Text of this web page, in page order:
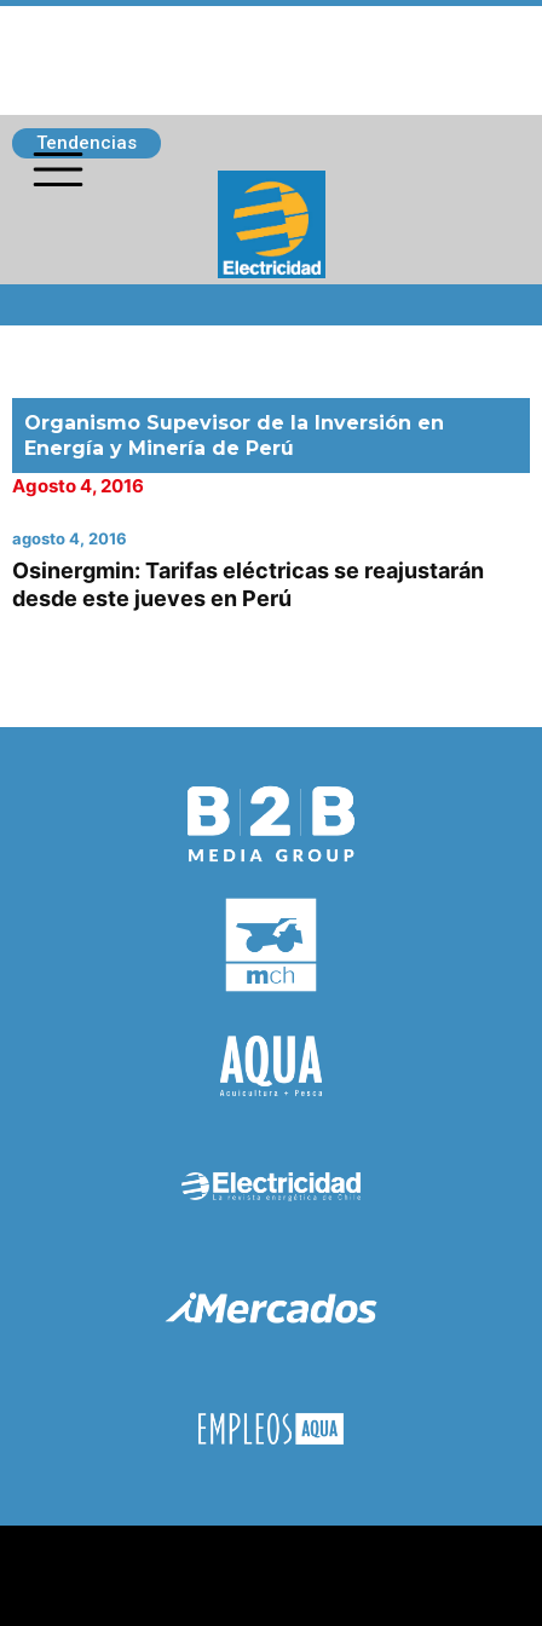
Tendencias
Organismo Supevisor de la Inversión en
Energía y Minería de Perú
Agosto 4, 2016
agosto 4, 2016
Osinergmin: Tarifas eléctricas se reajustarán
desde este jueves en Perú